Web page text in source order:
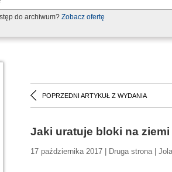
do archiwum? Zobacz ofertę
POPRZEDNI ARTYKUŁ Z WYDANIA
Jaki uratuje bloki na
17 października 2017 | Druga strona |